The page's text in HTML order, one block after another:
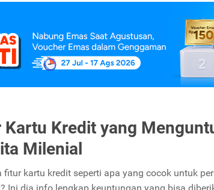
Kartu Kredit yang
Milenial
fitur kartu kredit seperti apa yang cocok untuk